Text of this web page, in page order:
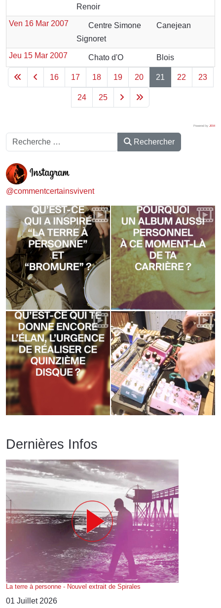
Renoir
Ven 16 Mar 2007
Centre Simone
Signoret
Canejean
Jeu 15 Mar 2007 Chato d'O Blois
16 17 18 19 20 21 22 23
24 25
Powered by JEM
Rechercher Rechercher
@commentcertainsvivent
Dernières Infos
La terre à personne - Nouvel extrait de Spirales
01 Juillet 2026